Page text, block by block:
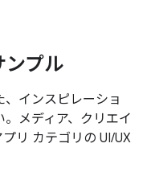
ンプル
インスピレーショ
メディア、クリエイ
リ カテゴリの UI/UX